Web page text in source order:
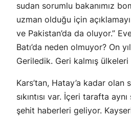
sudan sorumlu bakanımız
uzman olduğu için
ve Pakistan’da da oluyor.”
Batı’da neden olmuyor? On
Geriledik. Geri kalmış
Kars’tan, Hatay’a kadar olan
sıkıntısı var. İçeri tarafta
şehit haberleri geliyor.